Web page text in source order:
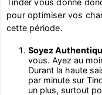
pour optimiser vos
cette période.
Soyez
vous. Ayez au
Durant la haute
par minute sur
un plus, surtout